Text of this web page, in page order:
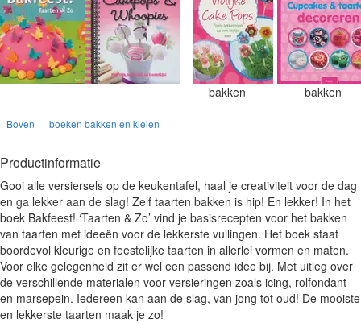
bakken bakken
Boven boeken bakken en kleien
Productinformatie
Gooi alle versiersels op de keukentafel, haal je creativiteit voor de dag
en ga lekker aan de slag! Zelf taarten bakken is hip! En lekker! In het
boek Bakfeest! ‘Taarten & Zo’ vind je basisrecepten voor het bakken
van taarten met ideeën voor de lekkerste vullingen. Het boek staat
boordevol kleurige en feestelijke taarten in allerlei vormen en maten.
Voor elke gelegenheid zit er wel een passend idee bij. Met uitleg over
de verschillende materialen voor versieringen zoals icing, rolfondant
en marsepein. Iedereen kan aan de slag, van jong tot oud! De mooiste
en lekkerste taarten maak je zo!